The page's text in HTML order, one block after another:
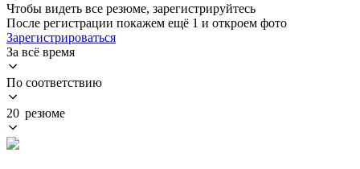
Чтобы видеть все резюме, зарегистрируйтесь
После регистрации покажем ещё 1 и откроем фото
Зарегистрироваться
За всё время
По соответствию
20 резюме